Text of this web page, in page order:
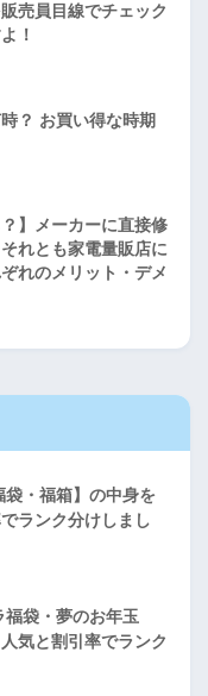
売員目線でチェック
！
？ お買い得な時期
】メーカーに直接修
れとも家電量販店に
れのメリット・デメ
・福箱】の中身を
ランク分けしまし
袋・夢のお年玉
気と割引率でランク